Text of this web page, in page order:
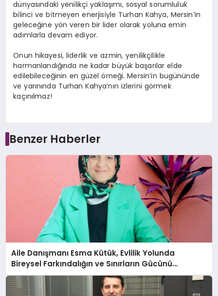
dünyasındaki yenilikçi yaklaşımı, sosyal sorumluluk
bilinci ve bitmeyen enerjisiyle Turhan Kahya, Mersin’in
geleceğine yön veren bir lider olarak yoluna emin
adımlarla devam ediyor.
Onun hikayesi, liderlik ve azmin, yenilikçilikle
harmanlandığında ne kadar büyük başarılar elde
edilebileceğinin en güzel örneği. Mersin’in bugününde
ve yarınında Turhan Kahya’nın izlerini görmek
kaçınılmaz!
Benzer Haberler
Aile Danışmanı Esma Kütük, Evlilik Yolunda
Bireysel Farkındalığın ve Sınırların Gücünü
Anlatıyor